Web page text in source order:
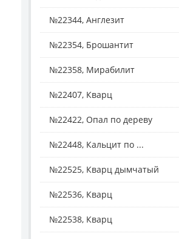
№22344, Англезит
№22354, Брошантит
№22358, Мирабилит
№22407, Кварц
№22422, Опал по дереву
№22448, Кальцит по ...
№22525, Кварц дымчатый
№22536, Кварц
№22538, Кварц